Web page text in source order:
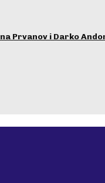
Ana Prvanov i Darko